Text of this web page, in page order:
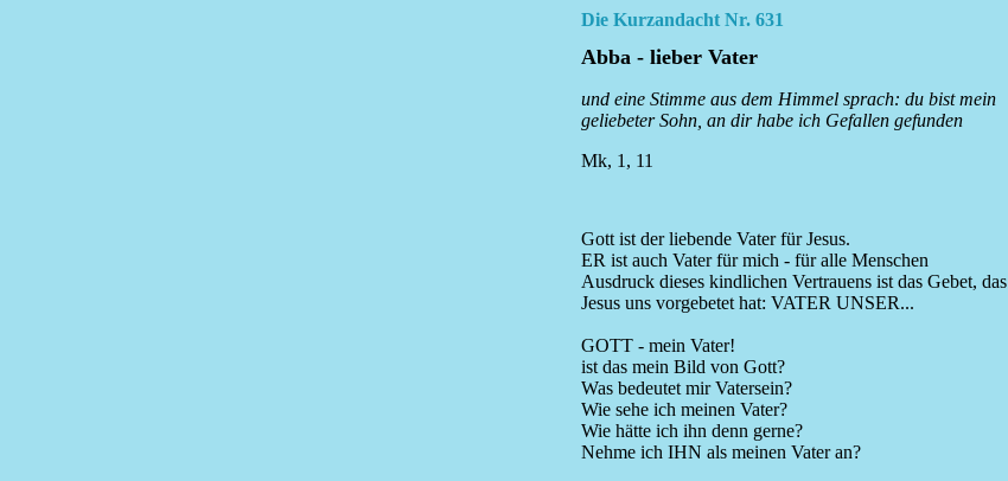
Die Kurzandacht Nr. 631
Abba - lieber Vater
und eine Stimme aus dem Himmel sprach: du bist mein
geliebeter Sohn, an dir habe ich Gefallen gefunden
Mk, 1, 11
Gott ist der liebende Vater für Jesus.
ER ist auch Vater für mich - für alle Menschen
Ausdruck dieses kindlichen Vertrauens ist das Gebet, das
Jesus uns vorgebetet hat: VATER UNSER...
GOTT - mein Vater!
ist das mein Bild von Gott?
Was bedeutet mir Vatersein?
Wie sehe ich meinen Vater?
Wie hätte ich ihn denn gerne?
Nehme ich IHN als meinen Vater an?